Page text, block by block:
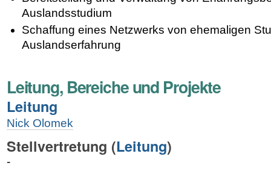
Auslandsstudium
Schaffung eines Netzwerks von ehemaligen
Auslandserfahrung
Leitung, Bereiche und Projekte
Leitung
Nick Olomek
Stellvertretung (Leitung)
-